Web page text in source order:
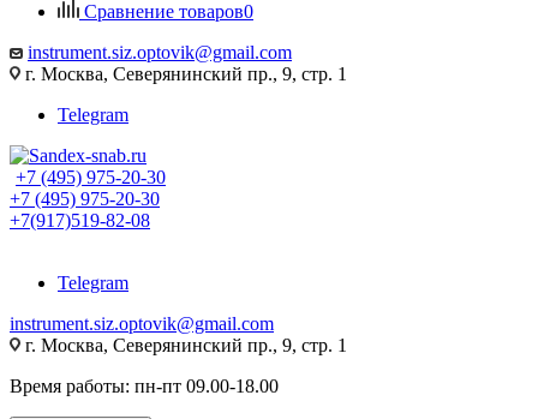
Сравнение товаров0
instrument.siz.optovik@gmail.com
г. Москва, Северянинский пр., 9, стр. 1
Telegram
+7 (495) 975-20-30
+7 (495) 975-20-30
+7(917)519-82-08
Telegram
instrument.siz.optovik@gmail.com
г. Москва, Северянинский пр., 9, стр. 1
Время работы: пн-пт 09.00-18.00